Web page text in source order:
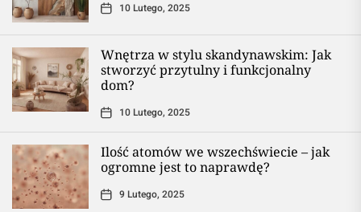
10 Lutego, 2025
Wnętrza w stylu skandynawskim: Jak
stworzyć przytulny i funkcjonalny
dom?
10 Lutego, 2025
Ilość atomów we wszechświecie – jak
ogromne jest to naprawdę?
9 Lutego, 2025